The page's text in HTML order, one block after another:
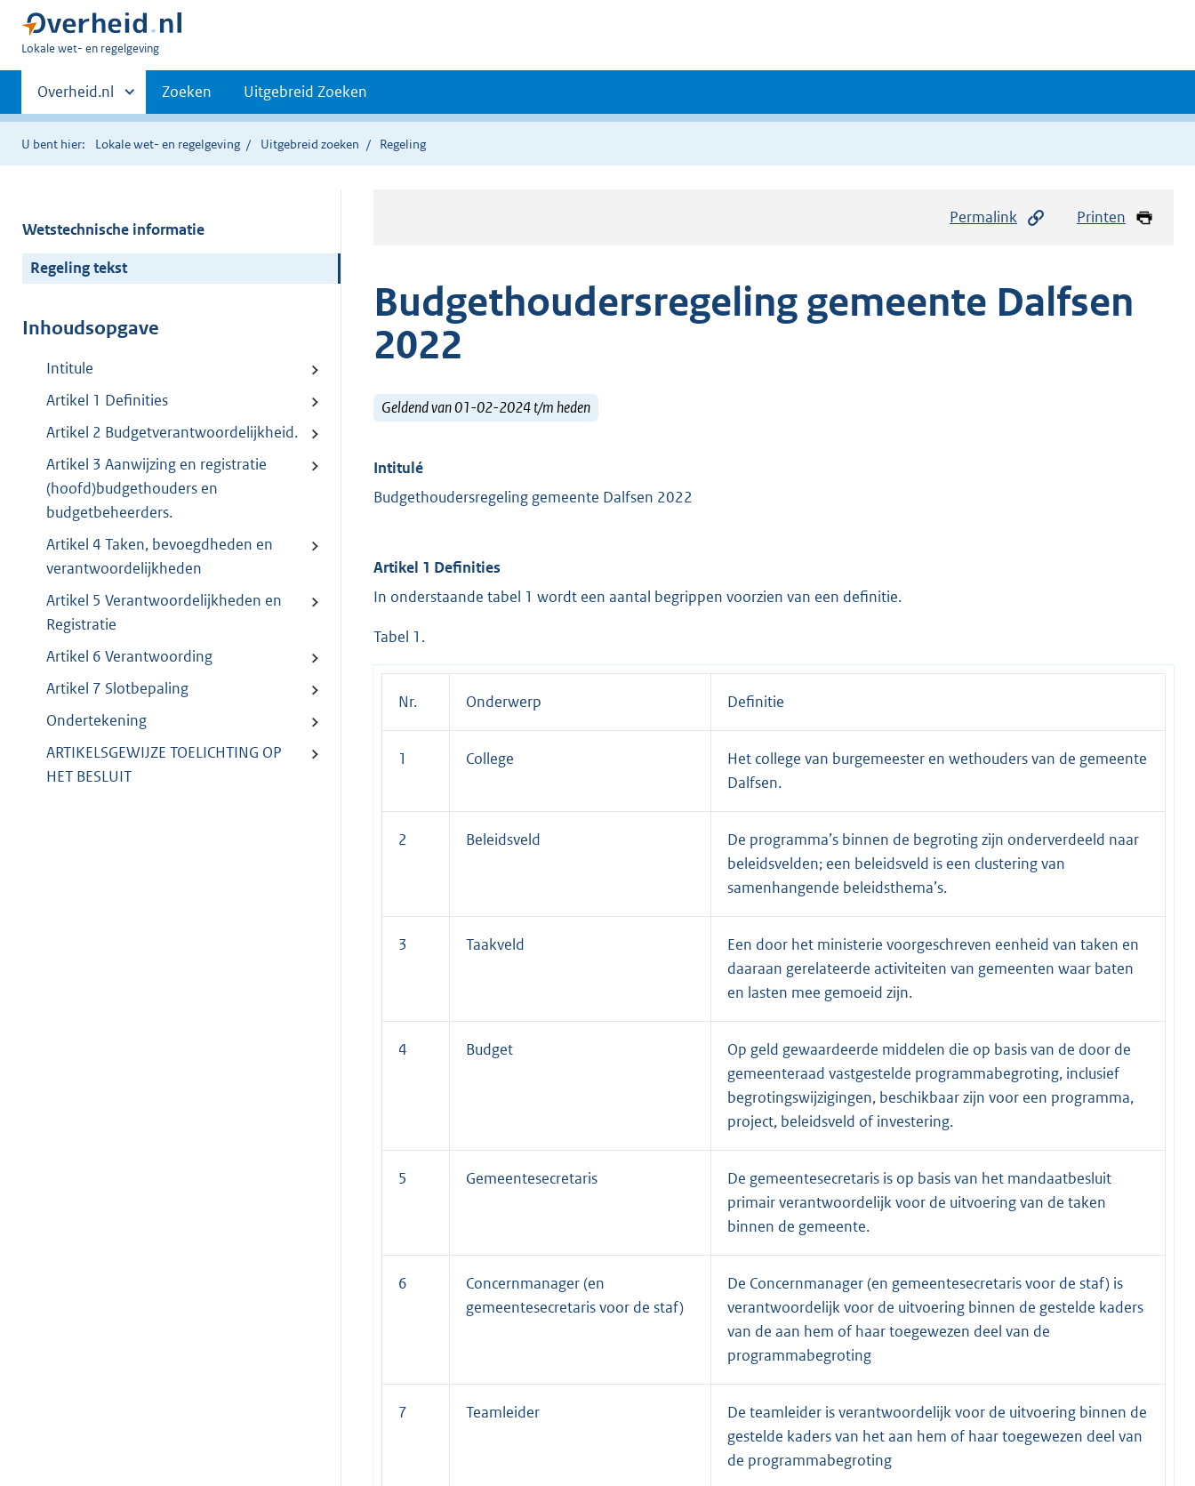
U
hier:
Lokale wet- en regelgeving
Primaire
navigatie
Andere
sites
binnen
Overheid.nl Zoeken Uitgebreid Zoeken
U bent hier: Lokale wet- en regelgeving Uitgebreid zoeken Regeling
Wetstechnische informatie
Regeling tekst
Inhoudsopgave
Intitule
Artikel 1 Definities
Artikel 2 Budgetverantwoordelijkheid.
Artikel 3 Aanwijzing en registratie
(hoofd)budgethouders en
budgetbeheerders.
Artikel 4 Taken, bevoegdheden en
verantwoordelijkheden
Artikel 5 Verantwoordelijkheden en
Registratie
Artikel 6 Verantwoording
Artikel 7 Slotbepaling
Ondertekening
ARTIKELSGEWIJZE TOELICHTING OP
HET BESLUIT
Permalink Printen
Budgethoudersregeling gemeente Dalfsen
2022
Geldend van 01-02-2024 t/m heden
Intitulé
Budgethoudersregeling gemeente Dalfsen 2022
Artikel 1 Definities
In onderstaande tabel 1 wordt een aantal begrippen voorzien van een definitie.
Tabel 1.
Nr. Onderwerp Definitie
1 College
Het college van burgemeester en wethouders van de gemeente
Dalfsen.
2 Beleidsveld
De programma’s binnen de begroting zijn onderverdeeld naar
beleidsvelden; een beleidsveld is een clustering van
samenhangende beleidsthema’s.
3 Taakveld
Een door het ministerie voorgeschreven eenheid van taken en
daaraan gerelateerde activiteiten van gemeenten waar baten
en lasten mee gemoeid zijn.
4 Budget
Op geld gewaardeerde middelen die op basis van de door de
gemeenteraad vastgestelde programmabegroting, inclusief
begrotingswijzigingen, beschikbaar zijn voor een programma,
project, beleidsveld of investering.
5 Gemeentesecretaris
De gemeentesecretaris is op basis van het mandaatbesluit
primair verantwoordelijk voor de uitvoering van de taken
binnen de gemeente.
6
Concernmanager (en
gemeentesecretaris voor de staf)
De Concernmanager (en gemeentesecretaris voor de staf) is
verantwoordelijk voor de uitvoering binnen de gestelde kaders
van de aan hem of haar toegewezen deel van de
programmabegroting
7 Teamleider
De teamleider is verantwoordelijk voor de uitvoering binnen de
gestelde kaders van het aan hem of haar toegewezen deel van
de programmabegroting